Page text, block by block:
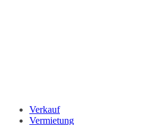
Verkauf
Vermietung